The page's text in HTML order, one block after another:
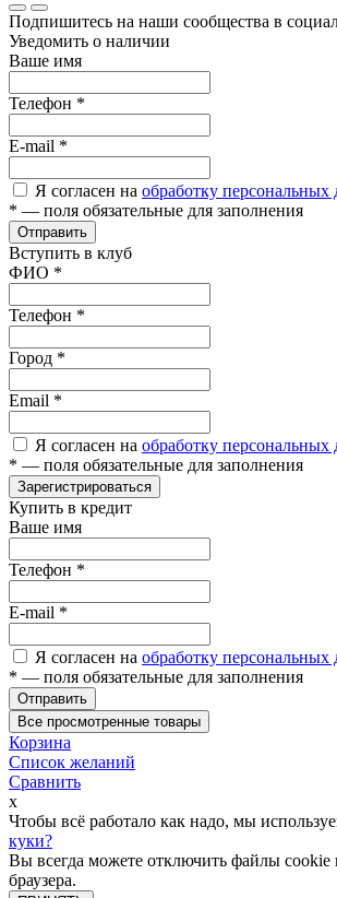
Подпишитесь на наши сообщества в
Уведомить о наличии
Ваше имя
Телефон *
E-mail *
Я согласен на обработку персональных
* — поля обязательные для заполнения
Отправить
Вступить в клуб
ФИО *
Телефон *
Город *
Email *
Я согласен на обработку персональных
* — поля обязательные для заполнения
Зарегистрироваться
Купить в кредит
Ваше имя
Телефон *
E-mail *
Я согласен на обработку персональных
* — поля обязательные для заполнения
Отправить
Все просмотренные товары
Корзина
Список желаний
Сравнить
x
Чтобы всё работало как надо, мы
куки?
Вы всегда можете отключить файлы cookie
браузера.